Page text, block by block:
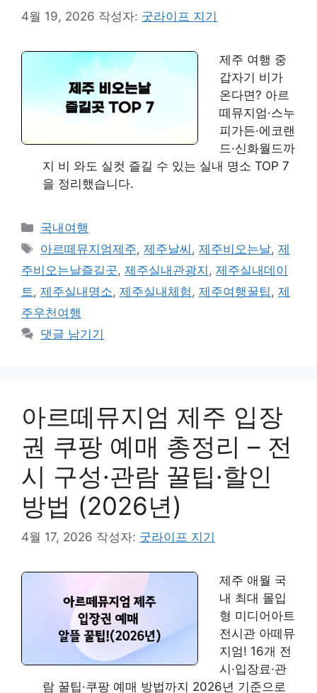
4월 19, 2026 작성자: 굿라이프 지기
제주 여행 중
갑자기 비가
온다면? 아르
떼뮤지엄·스누
피가든·에코랜
드·신화월드까
지 비 와도 실컷 즐길 수 있는 실내 명소 TOP 7
을 정리했습니다.
카
테
고
리
국내여행
태
그
아르떼뮤지엄제주,제주날씨 ,제주비오는날,제
주비오는날즐길곳, 제주실내관광지 , 제주실내데이
트 , 제주실내명소, 제주실내체험 , 제주여행꿀팁 , 제
주우천여행
댓글 남기기
아르떼뮤지엄 제주 입장
권 쿠팡 예매 총정리 – 전
시 구성·관람 꿀팁·할인
방법 (2026년)
4월 17, 2026 작성자: 굿라이프 지기
제주 애월 국
내 최대 몰입
형 미디어아트
전시관 아떼뮤
지엄! 16개 전
시·입장료·관
람 꿀팁·쿠팡 예매 방법까지 2026년 기준으로